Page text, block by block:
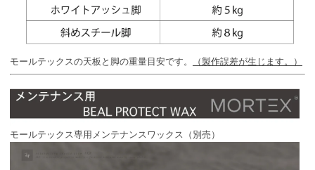
モールテックスの天板と脚の重量目安です。 （製作誤差が生じます。）
モールテックス専用メンテナンスワックス（別売）